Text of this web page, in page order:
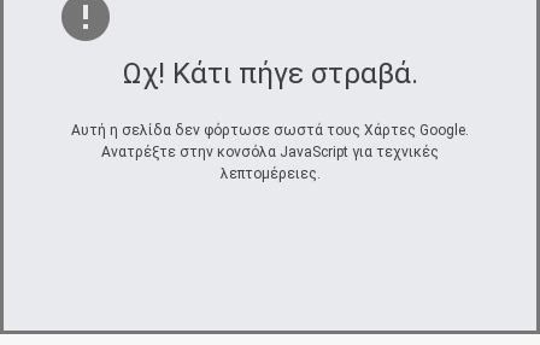
Ωχ! Κάτι πήγε στραβά.
Αυτή η σελίδα δεν φόρτωσε σωστά τους Χάρτες Google.
Ανατρέξτε στην κονσόλα JavaScript για τεχνικές
λεπτομέρειες.